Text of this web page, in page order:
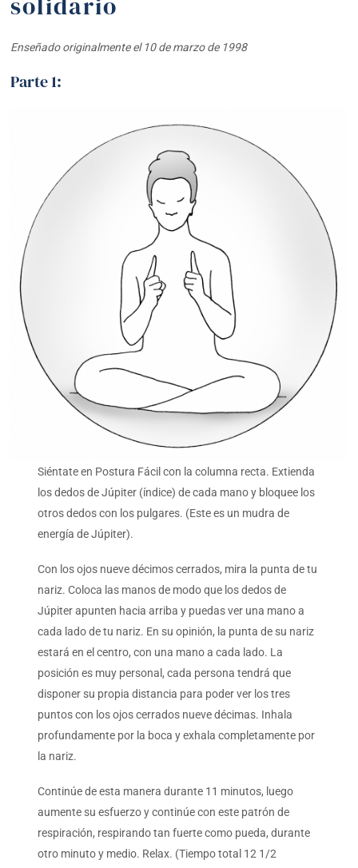
Enseñado originalmente el 10 de marzo de 1998
Parte 1:
Siéntate en Postura Fácil con la columna recta. Extienda
los dedos de Júpiter (índice) de cada mano y bloquee los
otros dedos con los pulgares. (Este es un mudra de
energía de Júpiter).
Con los ojos nueve décimos cerrados, mira la punta de tu
nariz. Coloca las manos de modo que los dedos de
Júpiter apunten hacia arriba y puedas ver una mano a
cada lado de tu nariz. En su opinión, la punta de su nariz
estará en el centro, con una mano a cada lado. La
posición es muy personal, cada persona tendrá que
disponer su propia distancia para poder ver los tres
puntos con los ojos cerrados nueve décimas. Inhala
profundamente por la boca y exhala completamente por
la nariz.
Continúe de esta manera durante 11 minutos, luego
aumente su esfuerzo y continúe con este patrón de
respiración, respirando tan fuerte como pueda, durante
otro minuto y medio. Relax. (Tiempo total 12 1/2